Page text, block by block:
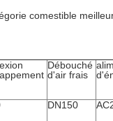
comestible
Débouché
d'air frais
DN150